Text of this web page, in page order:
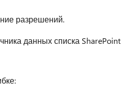
разрешений.
данных списка